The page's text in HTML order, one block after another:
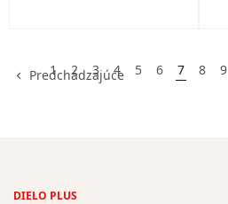
Predchádzajúce
1 2 3 4 5 6 7 8 9
DIELO PLUS